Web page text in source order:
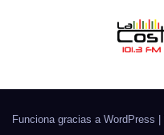
Funciona gracias a WordPress |